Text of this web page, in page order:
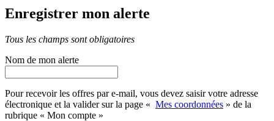
Enregistrer mon alerte
Tous les champs sont obligatoires
Nom de mon alerte
Pour recevoir les offres par e-mail, vous devez saisir votre adresse
électronique et la valider sur la page « Mes coordonnées » de la
rubrique « Mon compte »